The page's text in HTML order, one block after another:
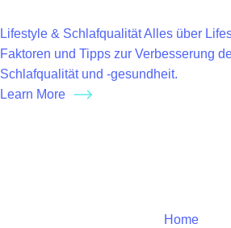
Lifestyle & SchlafqualitätAlles über
Faktoren und Tipps zur Verbesserung
Schlafqualität und -gesundheit.
Learn More
Home